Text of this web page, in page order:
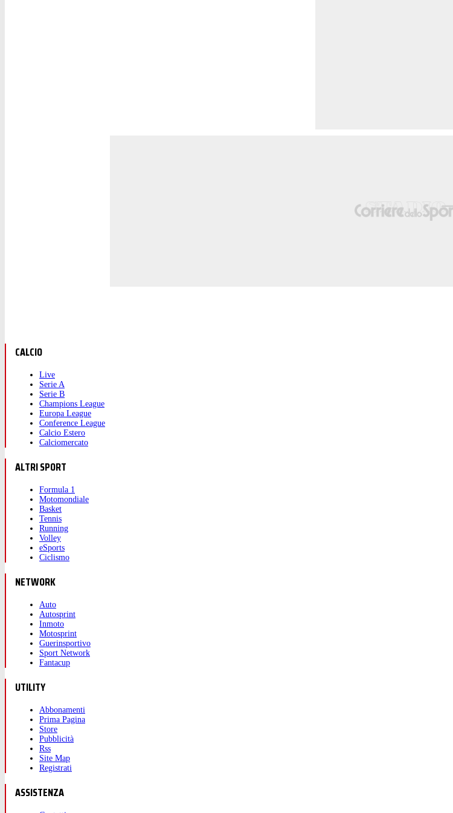
CALCIO
Live
Serie A
Serie B
Champions League
Europa League
Conference League
Calcio Estero
Calciomercato
ALTRI SPORT
Formula 1
Motomondiale
Basket
Tennis
Running
Volley
eSports
Ciclismo
NETWORK
Auto
Autosprint
Inmoto
Motosprint
Guerinsportivo
Sport Network
Fantacup
UTILITY
Abbonamenti
Prima Pagina
Store
Pubblicità
Rss
Site Map
Registrati
ASSISTENZA